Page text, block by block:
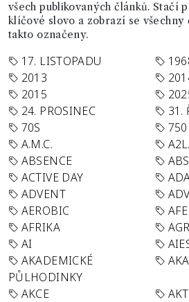
všech publikovaných článků. Stačí
klíčové slovo a zobrazí se
takto označeny.
17. LISTOPADU
2013
2015
24. PROSINEC
31.
70S
750
A.M.C.
ABSENCE
ACTIVE DAY
ADVENT
AEROBIC
AFRIKA
AI
AKADEMICKÉ
PŮLHODINKY
AKCE